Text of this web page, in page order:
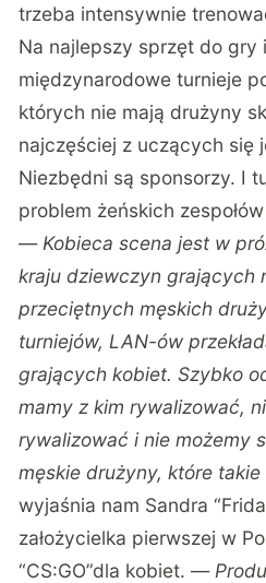
trzeba intensywnie
Na najlepszy sprzęt do gry
międzynarodowe turnieje
których nie mają drużyny
najczęściej z uczących się
Niezbędni są sponsorzy. I
problem żeńskich
—Kobieca scena jest w
kraju dziewczyn grających
przeciętnych męskich
turniejów, LAN-ów
grających kobiet. Szybko
mamy z kim rywalizować,
rywalizować i nie możemy
męskie drużyny, które
wyjaśnia nam Sandra
założycielka pierwszej w
“CS:GO”dla kobiet. —